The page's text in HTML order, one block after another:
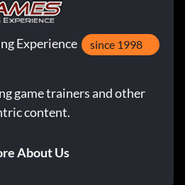
Experience since 1998
game trainers and other
content.
About Us